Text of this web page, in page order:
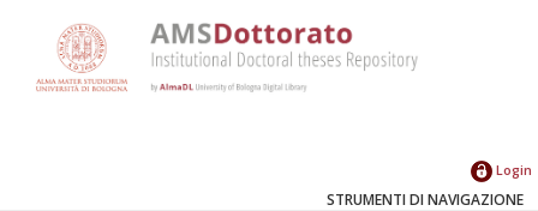
Login
STRUMENTI DI NAVIGAZIONE